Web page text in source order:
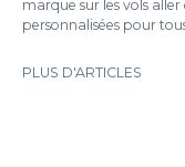
marque sur les vols
personnalisées pour
PLUS D'ARTICLES